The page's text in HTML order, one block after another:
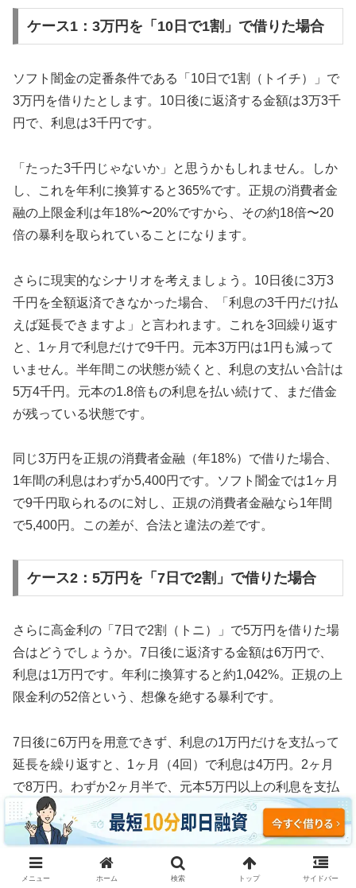
ケース1：3万円を「10日で1割」で借りた場合
ソフト闇金の定番条件である「10日で1割（トイチ）」で
3万円を借りたとします。10日後に返済する金額は3万3千
円で、利息は3千円です。
「たった3千円じゃないか」と思うかもしれません。しか
し、これを年利に換算すると365%です。正規の消費者金
融の上限金利は年18%〜20%ですから、その約18倍〜20
倍の暴利を取られていることになります。
さらに現実的なシナリオを考えましょう。10日後に3万3
千円を全額返済できなかった場合、「利息の3千円だけ払
えば延長できますよ」と言われます。これを3回繰り返す
と、1ヶ月で利息だけで9千円。元本3万円は1円も減って
いません。半年間この状態が続くと、利息の支払い合計は
5万4千円。元本の1.8倍もの利息を払い続けて、まだ借金
が残っている状態です。
同じ3万円を正規の消費者金融（年18%）で借りた場合、
1年間の利息はわずか5,400円です。ソフト闇金では1ヶ月
で9千円取られるのに対し、正規の消費者金融なら1年間
で5,400円。この差が、合法と違法の差です。
ケース2：5万円を「7日で2割」で借りた場合
さらに高金利の「7日で2割（トニ）」で5万円を借りた場
合はどうでしょうか。7日後に返済する金額は6万円で、
利息は1万円です。年利に換算すると約1,042%。正規の上
限金利の52倍という、想像を絶する暴利です。
7日後に6万円を用意できず、利息の1万円だけを支払って
延長を繰り返すと、1ヶ月（4回）で利息は4万円。2ヶ月
で8万円。わずか2ヶ月半で、元本5万円以上の利息を支払
う計算になります。
3ヶ月続けた場合、利息の支払い総額は約12万円。元本5
万円の2.4倍の利息を取られ、それでも借金は減っていま
メニュー ホーム 検索 トップ サイドバー